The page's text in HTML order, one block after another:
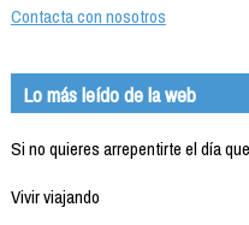
Contacta con nosotros
Lo más leído de la web
Si no quieres arrepentirte el día
Vivir viajando